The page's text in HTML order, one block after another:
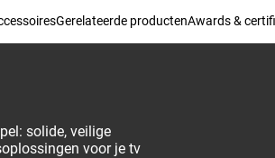
Gerelateerde productenAwards &
solide, veilige
voor je tv